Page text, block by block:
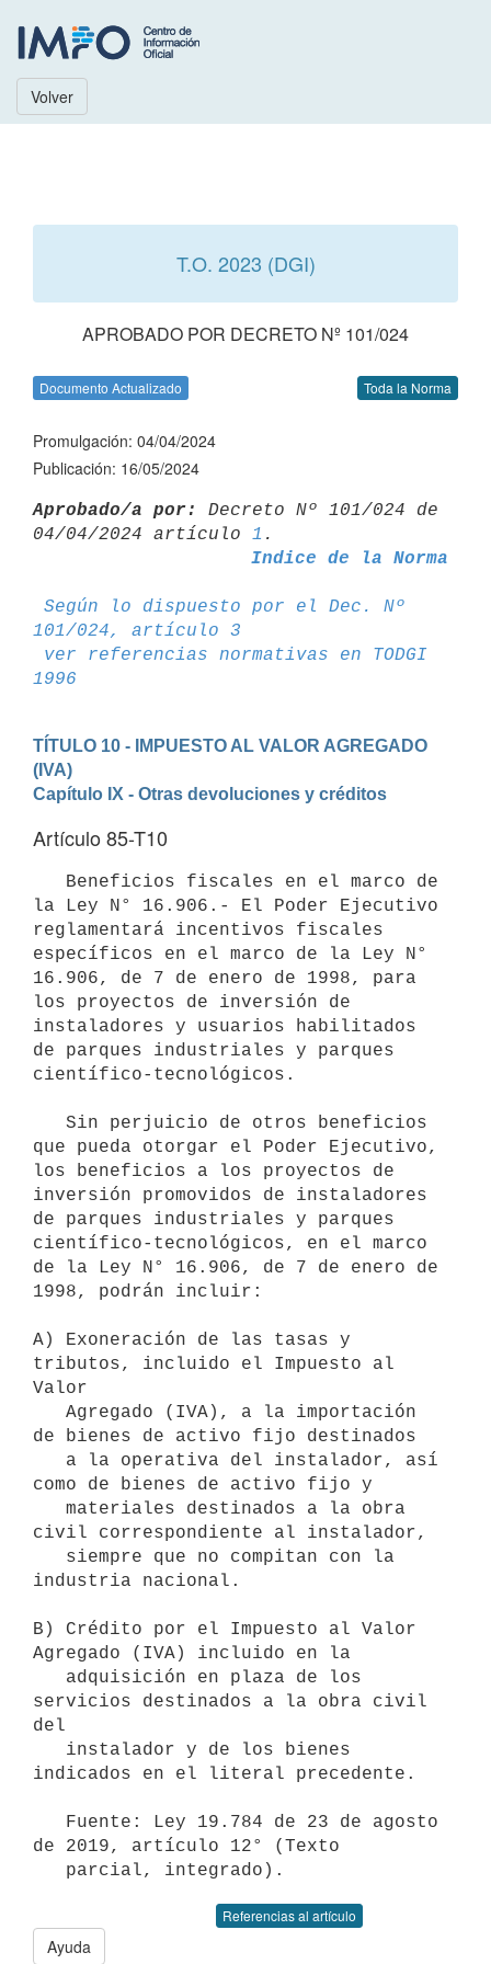
Volver
T.O. 2023 (DGI)
APROBADO POR DECRETO Nº 101/024
Documento Actualizado Toda la Norma
Promulgación: 04/04/2024
Publicación: 16/05/2024
Aprobado/a por:
Decreto Nº 101/024 de
04/04/2024 artículo 1
Indice de la Norma
Según lo dispuesto por el Dec. Nº
101/024, artículo 3
ver referencias normativas en TODGI
1996
TÍTULO 10 - IMPUESTO AL VALOR AGREGADO
(IVA)
Capítulo IX - Otras devoluciones y créditos
Artículo 85-T10
la Ley N° 16.906.- El Poder Ejecutivo
reglamentará incentivos fiscales
específicos en el marco de la Ley N°
16.906, de 7 de enero de 1998, para
los proyectos de inversión de
instaladores y usuarios habilitados
de parques industriales y parques
científico-tecnológicos.
que pueda otorgar el Poder Ejecutivo,
los beneficios a los proyectos de
inversión promovidos de instaladores
de parques industriales y parques
científico-tecnológicos, en el marco
de la Ley N° 16.906, de 7 de enero de
1998, podrán incluir:
A) Exoneración de las tasas y
tributos, incluido el Impuesto al
Valor
de bienes de activo fijo destinados
como de bienes de activo fijo y
civil correspondiente al instalador,
industria nacional.
B) Crédito por el Impuesto al Valor
Agregado (IVA) incluido en la
servicios destinados a la obra civil
del
indicados en el literal precedente.
de 2019, artículo 12° (Texto
   parcial, integrado).
Referencias al artículo
Ayuda